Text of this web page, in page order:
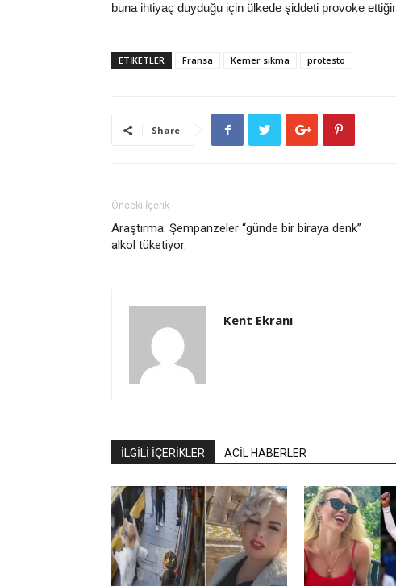
buna ihtiyaç duyduğu için ülkede şiddeti provoke
ETİKETLER Fransa Kemer sıkma protesto
Share
Önceki İçerik
Araştırma: Şempanzeler “günde bir biraya denk”
alkol tüketiyor.
Kent Ekranı
İLGİLİ İÇERİKLER ACİL HABERLER